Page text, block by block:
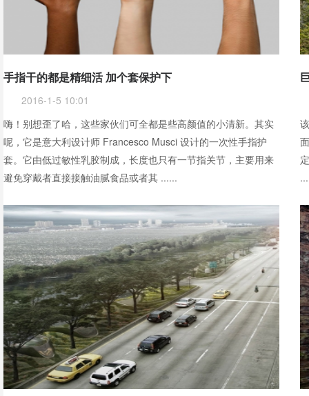
时
空
手指干的都是精细活 加个套保护下
2016-1-5 10:01
嗨！别想歪了哈，这些家伙们可全都是些高颜值的小清新。其实
呢，它是意大利设计师 Francesco Musci 设计的一次性手指护
套。它由低过敏性乳胶制成，长度也只有一节指关节，主要用来
避免穿戴者直接接触油腻食品或者其 ......